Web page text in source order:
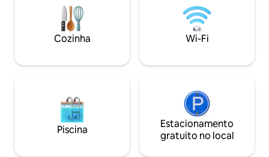
locais. Em comparação com outros
locais, você terá acesso semelhante a
praias serenas e uma viagem mais rápida
para a jovem Buea e a movimentada
chaleira. Este é
lugar para ficar, é
Quando você
apartamento,
Cozinha Wi-Fi
Piscina
Estacionamento
gratuito no local